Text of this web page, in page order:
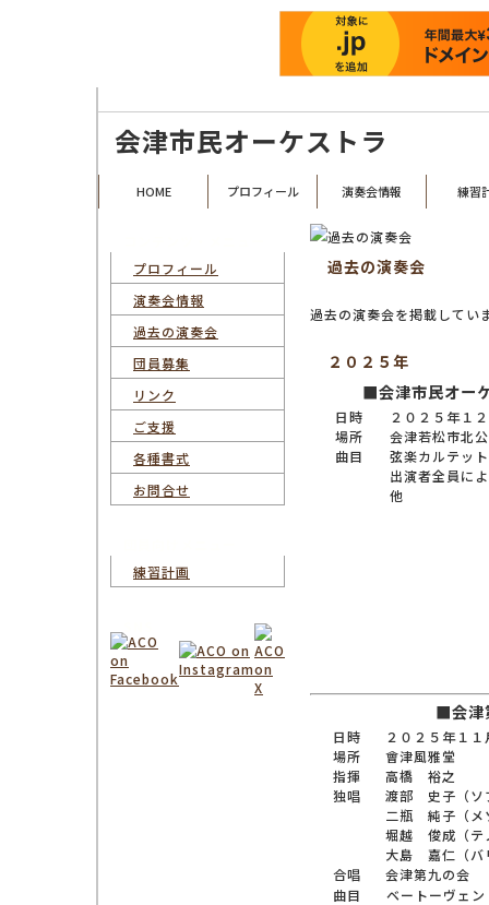
会津市民オーケストラ
HOME プロフィール 演奏会情報 練習
過去の演奏会
過去の演奏会を掲載してい
２０２５年
■会津市民オー
日時
２０２５年１
場所
会津若松市北
曲目
弦楽カルテット
出演者全員に
他
■会津
日時
２０２５年１
場所
會津風雅堂
指揮
高橋 裕之
独唱
渡部 史子（ソ
二瓶 純子（メ
堀越 俊成（テ
大島 嘉仁（バ
合唱
会津第九の会
曲目
ベートーヴェン
プロフィール
演奏会情報
過去の演奏会
団員募集
リンク
ご支援
各種書式
お問合せ
練習計画